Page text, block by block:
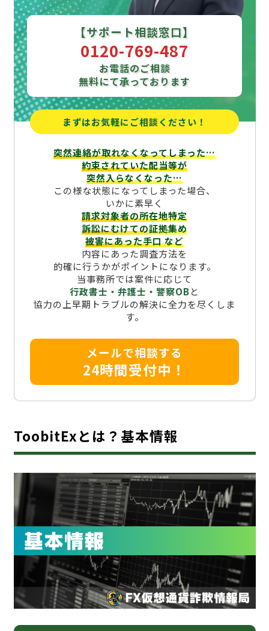
【サポート相談窓口】
0120-769-487
お電話のご相談
無料にて承っております
まずはお気軽にご相談ください！
突然連絡が取れなくなってしまった…
約束されていた配当等が
突然入らなくなった…
この様な状態になってしまった場合、
いかに素早く
請求対象者の所在地特定
訴訟にむけての証拠集め
被害にあった手口など
内容にあった調査方法を
的確に行うかがポイントになります。
当事務所では案件に応じて
行政書士・弁護士・警察OBと
協力の上早期トラブルの解決に全力を尽くしま
す。
メールで相談する
24時間受付中！
ToobitExとは？基本情報